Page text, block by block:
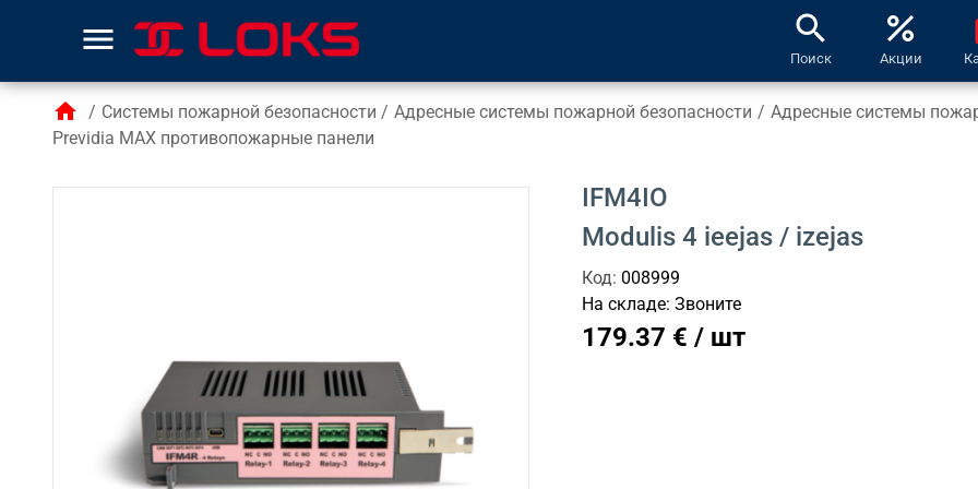
menu search
Поиск
percent
Акции
home / Системы пожарной безопасности / Адресные системы пожарной безопасности / Адресные системы
Previdia MAX противопожарные панели
IFM4IO
Modulis 4 ieejas / izejas
Код: 008999
На складе: Звоните
179.37 € / шт